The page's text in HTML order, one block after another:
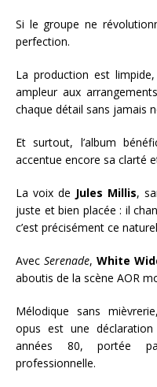
Si le groupe ne
perfection.
La production est
ampleur aux
chaque détail sans jamais
Et surtout, l’album
accentue encore sa clarté
La voix de Jules Millis,
juste et bien placée : il
c’est précisément ce
AvecSerenade,White
aboutis de la scène AOR
Mélodique sans
opus est une
années 80, portée
professionnelle.